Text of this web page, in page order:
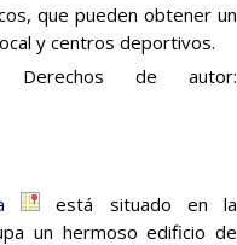
que pueden obtener un
y centros deportivos.
de autor:
está situado en la
un hermoso edificio de